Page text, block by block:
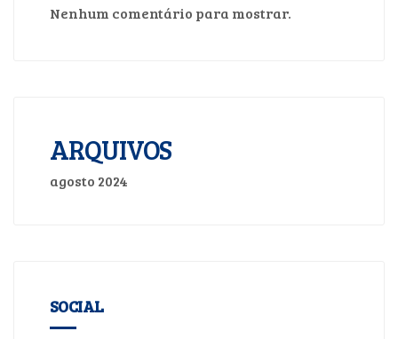
Nenhum comentário para mostrar.
ARQUIVOS
agosto 2024
SOCIAL